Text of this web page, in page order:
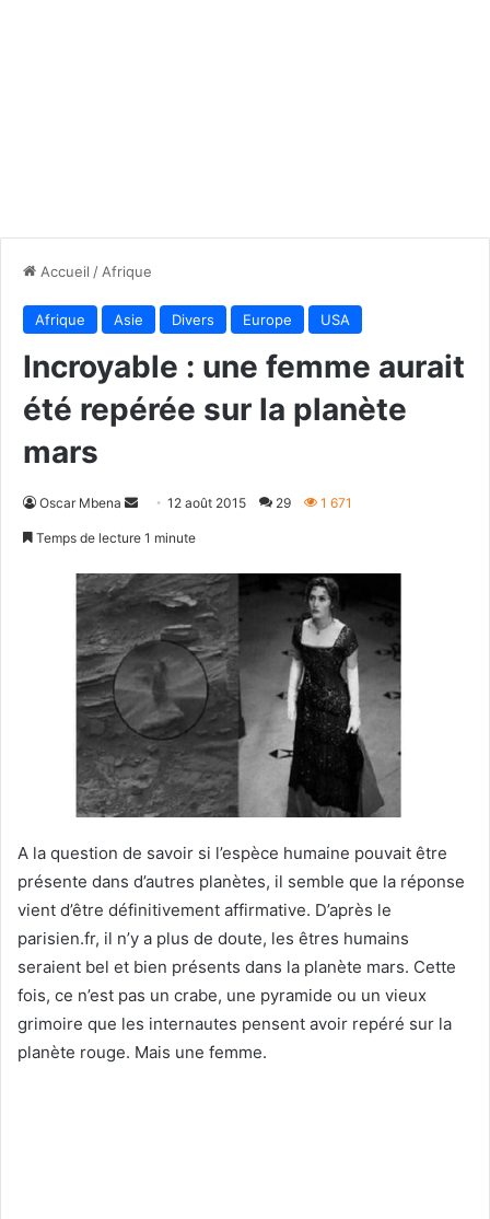
Accueil / Afrique
Afrique Asie Divers Europe USA
Incroyable : une femme aurait
été repérée sur la planète
mars
Oscar Mbena
Envoyer12 août 2015 29 1 671
Temps de lecture 1 minute
A la question de savoir si l’espèce humaine pouvait être
présente dans d’autres planètes, il semble que la réponse
vient d’être définitivement affirmative. D’après le
parisien.fr, il n’y a plus de doute, les êtres humains
seraient bel et bien présents dans la planète mars. Cette
fois, ce n’est pas un crabe, une pyramide ou un vieux
grimoire que les internautes pensent avoir repéré sur la
planète rouge. Mais une femme.